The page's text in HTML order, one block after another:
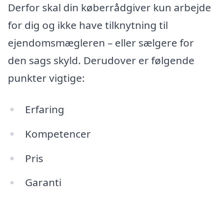
Derfor skal din køberrådgiver kun arbejde
for dig og ikke have tilknytning til
ejendomsmægleren – eller sælgere for
den sags skyld. Derudover er følgende
punkter vigtige:
Erfaring
Kompetencer
Pris
Garanti